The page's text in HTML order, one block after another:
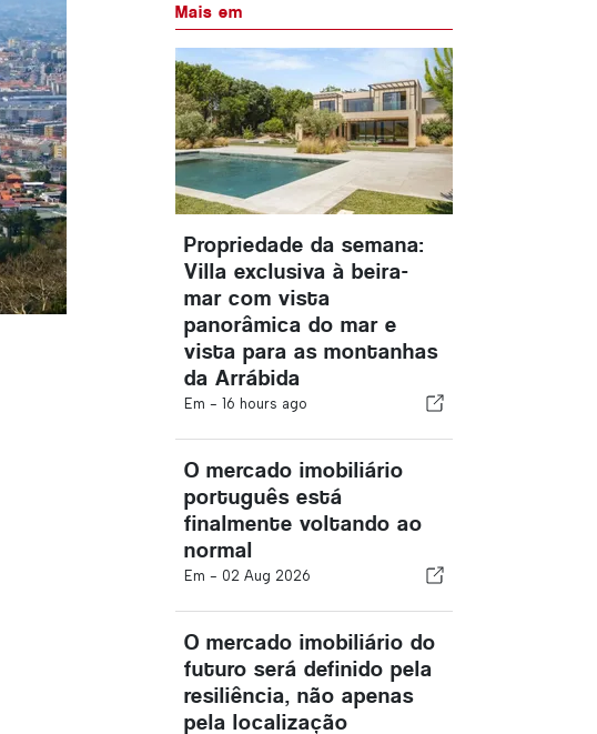
Mais em
Propriedade da semana:
Villa exclusiva à beira-
mar com vista
panorâmica do mar e
vista para as montanhas
da Arrábida
Em - 16 hours ago
O mercado imobiliário
português está
finalmente voltando ao
normal
Em - 02 Aug 2026
O mercado imobiliário do
futuro será definido pela
resiliência, não apenas
pela localização